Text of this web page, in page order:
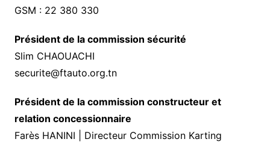
GSM : 22 380 330
Président de la commission sécurité
Slim CHAOUACHI
securite@ftauto.org.tn
Président de la commission constructeur et
relation concessionnaire
Farès HANINI | Directeur Commission Karting